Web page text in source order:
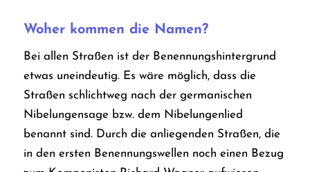
Woher kommen die Namen?
Bei allen Straßen ist der Benennungshintergrund
etwas uneindeutig. Es wäre möglich, dass die
Straßen schlichtweg nach der germanischen
Nibelungensage bzw. dem Nibelungenlied
benannt sind. Durch die anliegenden Straßen, die
in den ersten Benennungswellen noch einen Bezug